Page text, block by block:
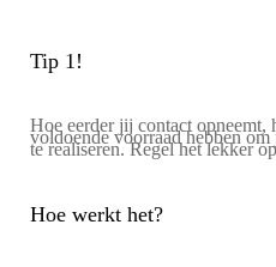
Tip 1!
Hoe eerder jij contact opneemt,
voldoende voorraad hebben
te realiseren. Regel het lekker
Hoe werkt het?